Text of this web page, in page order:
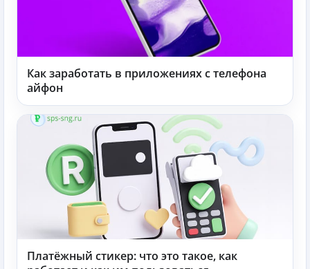
Как заработать в приложениях с телефона
айфон
Платёжный стикер: что это такое, как